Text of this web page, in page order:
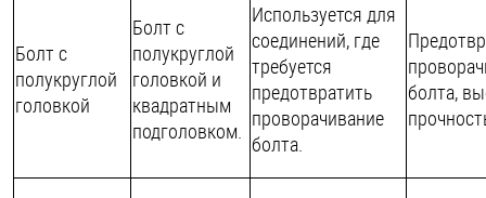
Болт с
полукруглой
головкой
Болт с
полукруглой
головкой и
квадратным
подголовком.
Используется для
соединений, где
требуется
предотвратить
проворачивание
болта.
болта,